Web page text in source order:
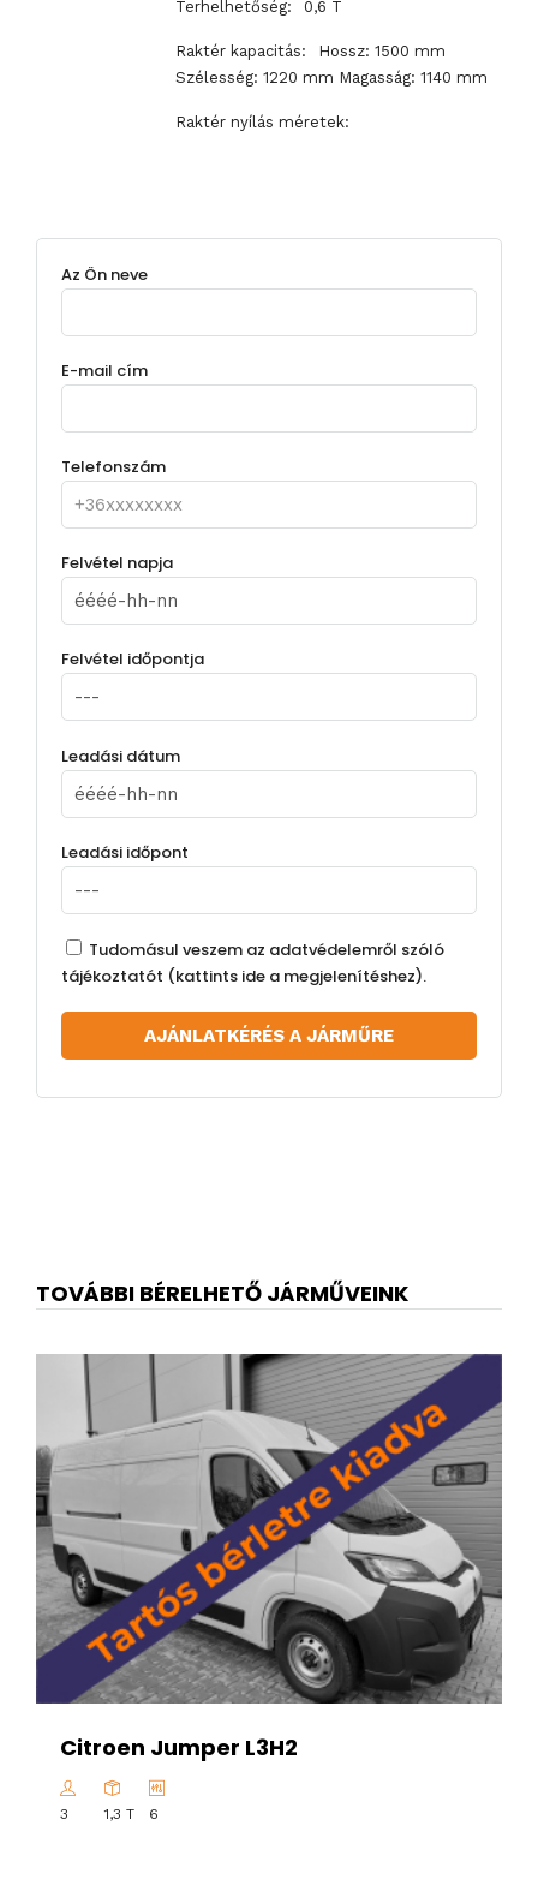
Terhelhetőség: 0,6 T
Raktér kapacitás:
Hossz: 1500 mm
Szélesség: 1220 mm Magasság: 1140 mm
Raktér nyílás méretek:
Az Ön neve
E-mail cím
Telefonszám
Felvétel napja
Felvétel időpontja
Leadási dátum
Leadási időpont
Tudomásul veszem az adatvédelemről szóló
tájékoztatót (kattints ide a megjelenítéshez).
TOVÁBBI BÉRELHETŐ JÁRMŰVEINK
Citroen Jumper L3H2
3 1,3 T 6